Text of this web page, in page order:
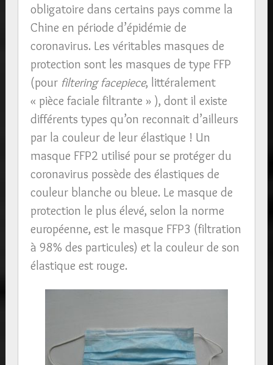
obligatoire dans certains pays comme la
Chine en période d’épidémie de
coronavirus. Les véritables masques de
protection sont les masques de type FFP
(pour filtering facepiece, littéralement
« pièce faciale filtrante » ), dont il existe
différents types qu’on reconnait d’ailleurs
par la couleur de leur élastique ! Un
masque FFP2 utilisé pour se protéger du
coronavirus possède des élastiques de
couleur blanche ou bleue. Le masque de
protection le plus élevé, selon la norme
européenne, est le masque FFP3 (filtration
à 98% des particules) et la couleur de son
élastique est rouge.